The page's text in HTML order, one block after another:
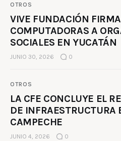
OTROS
VIVE FUNDACIÓN
COMPUTADORAS A
SOCIALES EN YUCATÁN
JUNIO 30, 2026 0
OTROS
LA CFE CONCLUYE EL
DE INFRAESTRUCTURA
CAMPECHE
JUNIO 4, 2026 0